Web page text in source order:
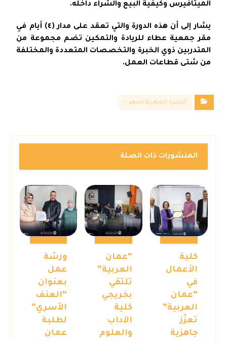
الميتافيرس وكيفية البيع والشراء داخله.
يشار إلى أن هذه الدورة والتي تعقد على مدار (٤) أيام في
مقر جمعية عطاء للريادة والتمكين تضم مجموعة من
المتدربين ذوي الخبرة والتخصصات المتعددة والمختلفة
من شتى قطاعات العمل.
النشرة الشهرية لشهر ١٠
المنشورات ذات الصلة
كلية
الأعمال
في
“عمان
العربية”
تعزّز
جاهزية
“عمان
العربية”
تلتقي
بخريجي
كلية
الآداب
والعلوم
ورشة
عمل
بعنوان
“العنف
الأسري”
لطلبة
عمان